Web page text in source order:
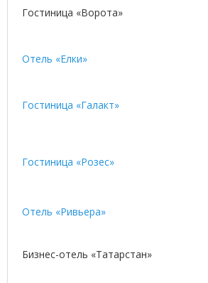
Гостиница «Ворота»
Отель «Елки»
Гостиница «Галакт»
Гостиница «Розес»
Отель «Ривьера»
Бизнес-отель «Татарстан»